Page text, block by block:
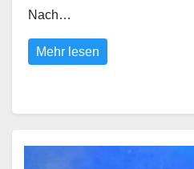
Nach…
Mehr lesen